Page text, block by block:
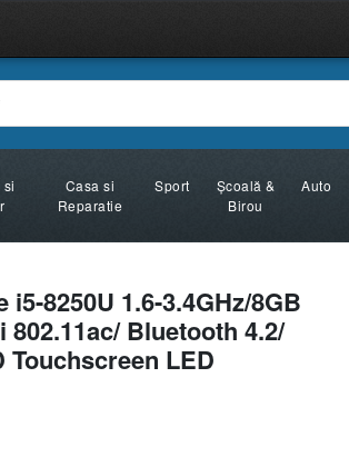
Casa si
Reparatie
Sport
Şcoală &
Birou
Auto
8250U 1.6-3.4GHz/8GB
802.11ac/ Bluetooth 4.2/
Touchscreen LED